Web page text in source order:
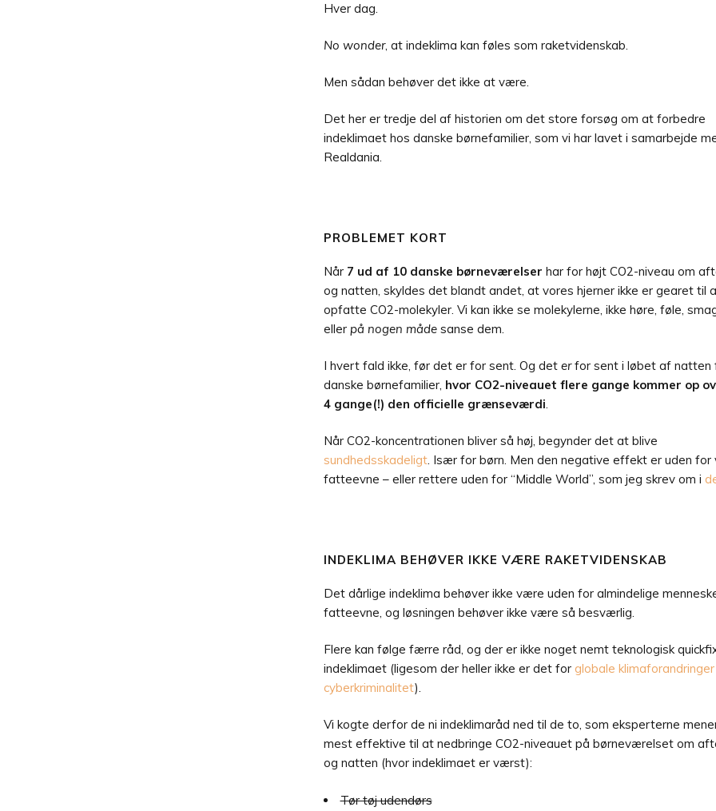
Hver dag.
No wonder, at indeklima kan føles som raketvidenskab.
Men sådan behøver det ikke at være.
Det her er tredje del af historien om det store forsøg om at forbedre
indeklimaet hos danske børnefamilier, som vi har lavet i samarbejde
Realdania.
PROBLEMET KORT
Når 7 ud af 10 danske børneværelser har for højt CO2-niveau om
og natten, skyldes det blandt andet, at vores hjerner ikke er gearet til
opfatte CO2-molekyler. Vi kan ikke se molekylerne, ikke høre, føle,
eller på nogen mådesanse dem.
I hvert fald ikke, før det er for sent. Og det erfor sent i løbet af natten
danske børnefamilier, hvor CO2-niveauet flere gange kommer op
4 gange(!) den officielle grænseværdi.
Når CO2-koncentrationen bliver så høj, begynder det at blive
sundhedsskadeligt. Især for børn. Men den negative effekt er uden for
fatteevne – eller rettere uden for “Middle World”, som jeg skrev om i
INDEKLIMA BEHØVER IKKE VÆRE RAKETVIDENSKAB
Det dårlige indeklima behøver ikke være uden for almindelige
fatteevne, og løsningen behøver ikke være så besværlig.
Flere kan følge færre råd, og der er ikke noget nemt teknologisk
indeklimaet (ligesom der heller ikke er det for globale klimaforandringer
cyberkriminalitet).
Vi kogte derfor de ni indeklimaråd ned til de to, som eksperterne
mest effektive til at nedbringe CO2-niveauet på børneværelset om
og natten (hvor indeklimaet er værst):
Tør tøj udendørs